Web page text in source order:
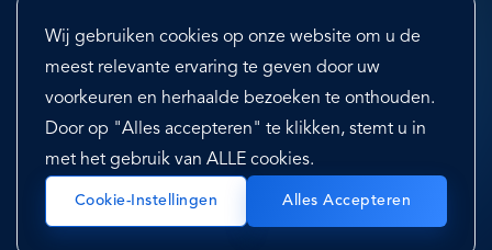
Wij gebruiken cookies op onze website om u de
meest relevante ervaring te geven door uw
voorkeuren en herhaalde bezoeken te onthouden.
Door op "Alles accepteren" te klikken, stemt u in
met het gebruik van ALLE cookies.
Cookie-Instellingen Alles Accepteren
Footer Terms & Conditions Cookie Preferences
Copyright@2024 Neeyamo. All Rights Reserved.